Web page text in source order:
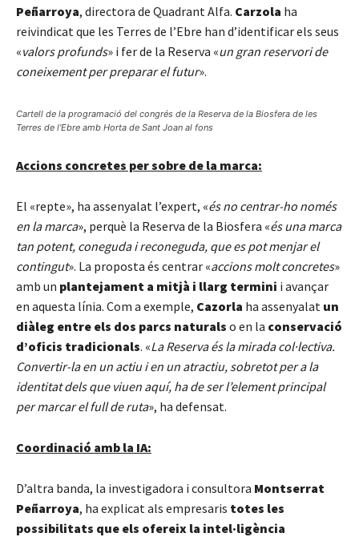
Peñarroya, directora de Quadrant Alfa. Carzola ha
reivindicat que les Terres de l’Ebre han d’identificar els seus
«valors profunds» i fer de la Reserva «un gran reservori de
coneixement per preparar el futur».
Cartell de la programació del congrés de la Reserva de la Biosfera de les
Terres de l’Ebre amb Horta de Sant Joan al fons
Accions concretes per sobre de la marca:
El «repte», ha assenyalat l’expert, «és no centrar-ho només
en la marca», perquè la Reserva de la Biosfera «és una marca
tan potent, coneguda i reconeguda, que es pot menjar el
contingut». La proposta és centrar «accions molt concretes»
amb un plantejament a mitjà i llarg termini i avançar
en aquesta línia. Com a exemple, Cazorla ha assenyalat un
diàleg entre els dos parcs naturals o en la conservació
d’oficis tradicionals. «La Reserva és la mirada col·lectiva.
Convertir-la en un actiu i en un atractiu, sobretot per a la
identitat dels que viuen aquí, ha de ser l’element principal
per marcar el full de ruta», ha defensat.
Coordinació amb la IA:
D’altra banda, la investigadora i consultora Montserrat
Peñarroya, ha explicat als empresaris totes les
possibilitats que els ofereix la intel·ligència